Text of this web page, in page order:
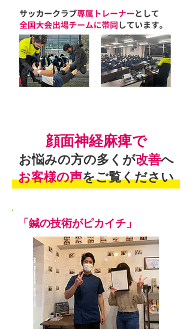
顔面神経麻痺で
お悩みの方の多くが改善へ
お客様の声をご覧ください
「鍼の技術がピカイチ」